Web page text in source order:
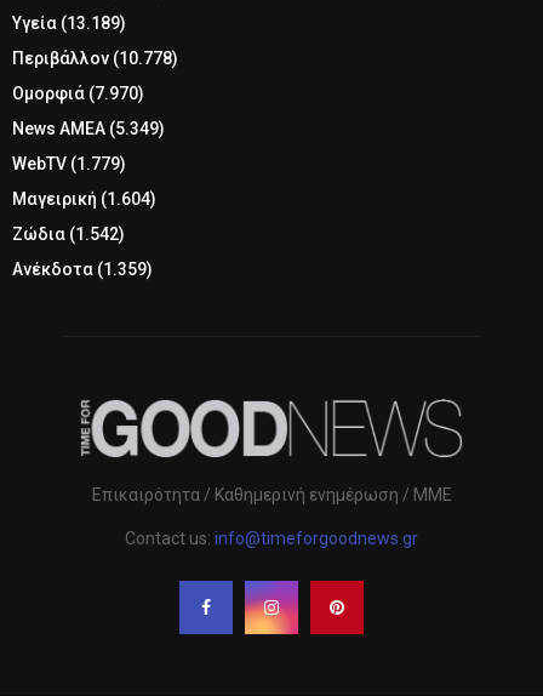
Υγεία (13.189)
Περιβάλλον (10.778)
Ομορφιά (7.970)
News ΑΜΕΑ (5.349)
WebTV (1.779)
Μαγειρική (1.604)
Ζώδια (1.542)
Ανέκδοτα (1.359)
Επικαιρότητα / Καθημερινή ενημέρωση / ΜΜΕ
Contact us: info@timeforgoodnews.gr